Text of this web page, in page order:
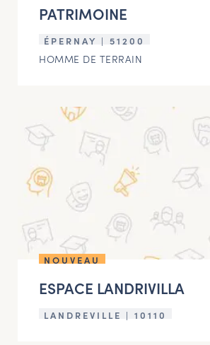
PATRIMOINE
ÉPERNAY | 51200
HOMME DE TERRAIN
NOUVEAU
ESPACE LANDRIVILLA
LANDREVILLE | 10110